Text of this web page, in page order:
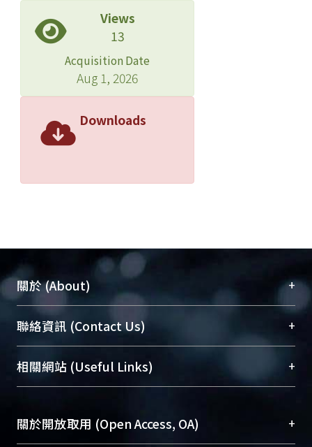
Views
13
Acquisition Date
Aug 1, 2026
Downloads
關於 (About) +
臺大位居世界頂尖大學之列，為永久珍藏及向國際
展現本校豐碩的研究成果及學術能量，圖書館整合
機構典藏（NTUR）與學術庫（AH）不同功能平
台，成為臺大學術典藏NTU scholars。期能整合研
成果。
聯絡資訊 (Contact Us) +
總館學科館員(Main Library)
醫學圖書館學科館員(Medical Library)
Sciences Library)
相關網站 (Useful Links) +
關於開放取用 (Open Access, OA) +